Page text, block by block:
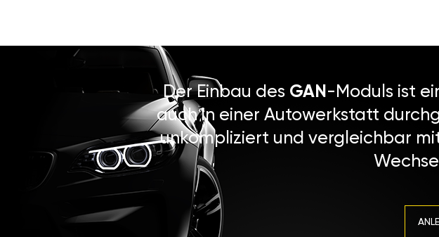
Der Einbau des GAN -Moduls ist
auch in einer Autowerkstatt
unkompliziert und vergleichbar